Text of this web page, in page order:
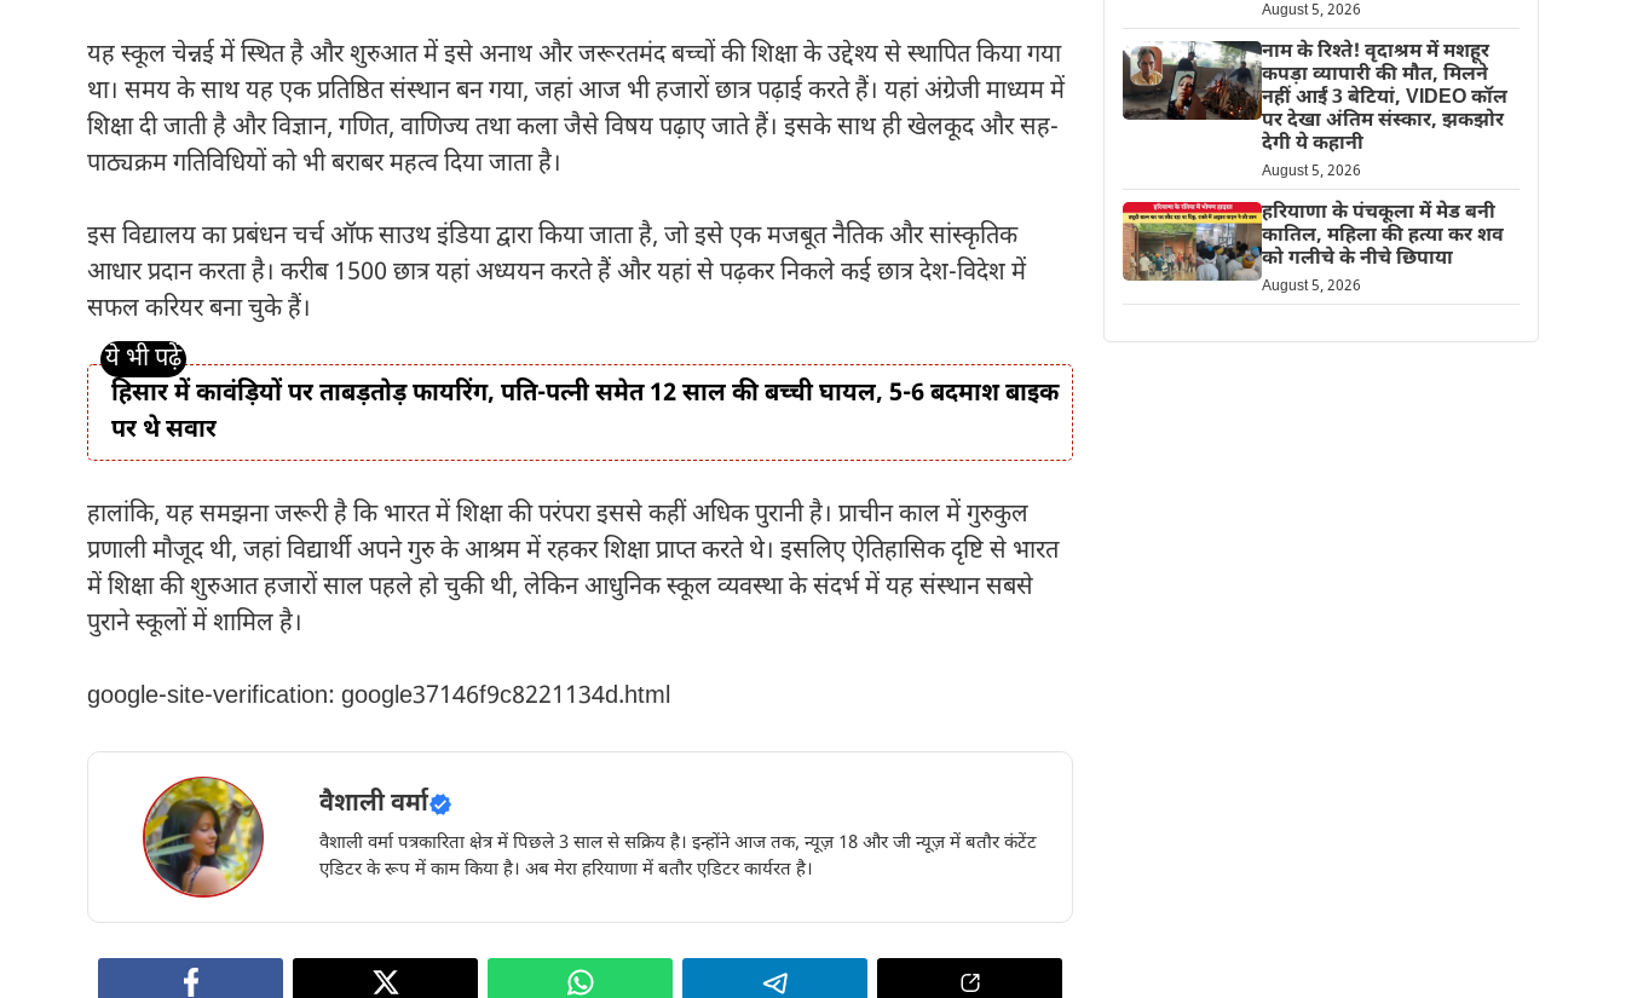
यह स्कूल चेन्नई में स्थित है और शुरुआत में इसे अनाथ और जरूरतमंद बच्चों की शिक्षा के उद्देश्य से स्थापित किया गया
था। समय के साथ यह एक प्रतिष्ठित संस्थान बन गया, जहां आज भी हजारों छात्र पढ़ाई करते हैं। यहां अंग्रेजी माध्यम में
शिक्षा दी जाती है और विज्ञान, गणित, वाणिज्य तथा कला जैसे विषय पढ़ाए जाते हैं। इसके साथ ही खेलकूद और सह-
पाठ्यक्रम गतिविधियों को भी बराबर महत्व दिया जाता है।
इस विद्यालय का प्रबंधन चर्च ऑफ साउथ इंडिया द्वारा किया जाता है, जो इसे एक मजबूत नैतिक और सांस्कृतिक
आधार प्रदान करता है। करीब 1500 छात्र यहां अध्ययन करते हैं और यहां से पढ़कर निकले कई छात्र देश-विदेश में
सफल करियर बना चुके हैं।
हिसार में कावंड़ियों पर ताबड़तोड़ फायरिंग, पति-पत्नी समेत 12 साल की बच्ची घायल, 5-6 बदमाश बाइक
पर थे सवार
हालांकि, यह समझना जरूरी है कि भारत में शिक्षा की परंपरा इससे कहीं अधिक पुरानी है। प्राचीन काल में गुरुकुल
प्रणाली मौजूद थी, जहां विद्यार्थी अपने गुरु के आश्रम में रहकर शिक्षा प्राप्त करते थे। इसलिए ऐतिहासिक दृष्टि से भारत
में शिक्षा की शुरुआत हजारों साल पहले हो चुकी थी, लेकिन आधुनिक स्कूल व्यवस्था के संदर्भ में यह संस्थान सबसे
पुराने स्कूलों में शामिल है।
google-site-verification: google37146f9c8221134d.html
वैशाली वर्मा
वैशाली वर्मा पत्रकारिता क्षेत्र में पिछले 3 साल से सक्रिय है। इन्होंने आज तक, न्यूज़ 18 और जी न्यूज़ में बतौर कंटेंट
एडिटर के रूप में काम किया है। अब मेरा हरियाणा में बतौर एडिटर कार्यरत है।
August 5, 2026
नाम के रिश्ते! वृदाश्रम में मशहूर
कपड़ा व्यापारी की मौत, मिलने
नहीं आईं 3 बेटियां, VIDEO कॉल
पर देखा अंतिम संस्कार, झकझोर
देगी ये कहानी
August 5, 2026
हरियाणा के पंचकूला में मेड बनी
कातिल, महिला की हत्या कर शव
को गलीचे के नीचे छिपाया
August 5, 2026